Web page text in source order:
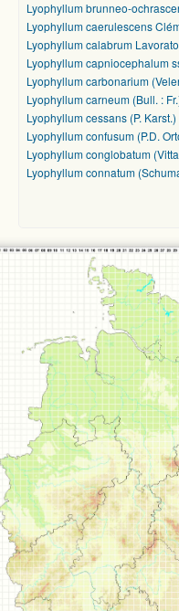
Lyophyllum brunneo-
Lyophyllum caerulescens
Lyophyllum calabrum
Lyophyllum capniocephalum
Lyophyllum carbonarium
Lyophyllum carneum (Bull. :
Lyophyllum cessans (P.
Lyophyllum confusum (P.D.
Lyophyllum conglobatum
Lyophyllum connatum